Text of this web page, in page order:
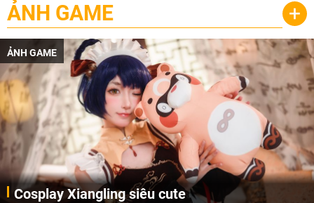
ẢNH GAME +
ẢNH GAME
Cosplay Xiangling siêu cute